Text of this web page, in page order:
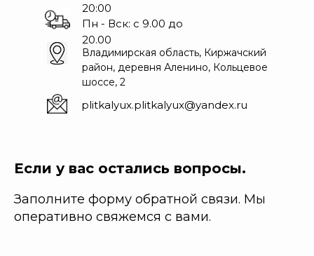
Пн - Вск: с 9.00 до
20.00
20:00
plitkalyux.plitkalyux@yandex.ru
Владимирская область, Киржачский
район, деревня Аленино, Кольцевое
шоссе, 2
Если у вас остались вопросы.
Заполните форму обратной связи. Мы
оперативно свяжемся с вами.